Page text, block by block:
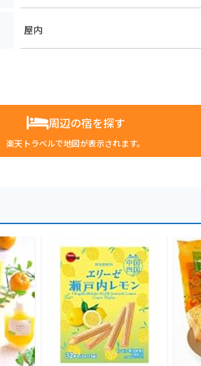
屋内
周辺の宿を探す
楽天トラベルで地図が表示されます。